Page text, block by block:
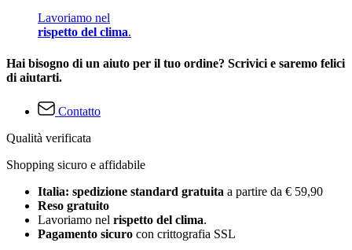
Lavoriamo nel
rispetto del clima.
Hai bisogno di un aiuto per il tuo ordine? Scrivici e saremo felici
di aiutarti.
Contatto
Qualità verificata
Shopping sicuro e affidabile
Italia: spedizione standard gratuita a partire da € 59,90
Reso gratuito
Lavoriamo nel rispetto del clima.
Pagamento sicuro con crittografia SSL